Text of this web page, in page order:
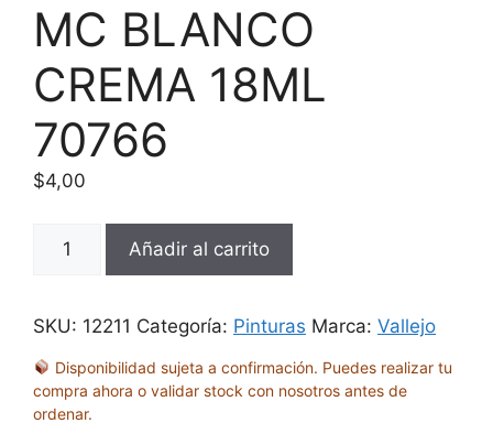
MC BLANCO
CREMA 18ML
70766
$4,00
BLANCO
18ML
cantidad
Añadir al carrito
SKU: 12211 Categoría: Pinturas Marca: Vallejo
Disponibilidad sujeta a confirmación. Puedes realizar tu
compra ahora o validar stock con nosotros antes de
ordenar.